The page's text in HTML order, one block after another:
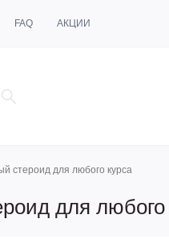
FAQ АКЦИИ
стероид для любого курса
для любого